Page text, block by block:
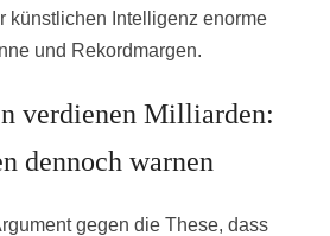
künstlichen Intelligenz enorme
und Rekordmargen.
verdienen Milliarden:
dennoch warnen
gegen die These, dass